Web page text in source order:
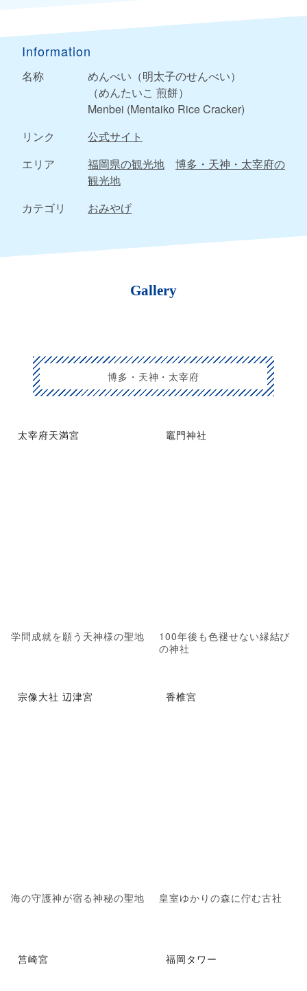
Information
名称
めんべい（明太子のせんべい）
（めんたいこ 煎餅）
Menbei (Mentaiko Rice Cracker)
リンク
公式サイト
エリア
福岡県の観光地
博多・天神・太宰府の
観光地
カテゴリ
おみやげ
Gallery
博多・天神・太宰府
太宰府天満宮
学問成就を願う天神様の聖地
竈門神社
100年後も色褪せない縁結び
の神社
宗像大社 辺津宮
海の守護神が宿る神秘の聖地
香椎宮
皇室ゆかりの森に佇む古社
筥崎宮 福岡タワー